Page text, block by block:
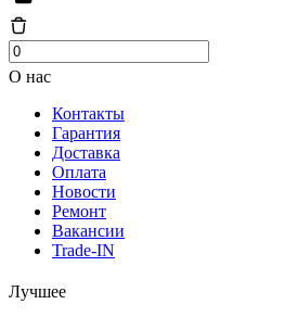
О нас
Контакты
Гарантия
Доставка
Оплата
Новости
Ремонт
Вакансии
Trade-IN
Лучшее